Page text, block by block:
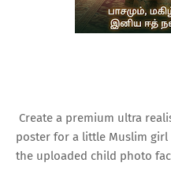
Create a premium ultra
poster for a little Muslim girl
the uploaded child photo